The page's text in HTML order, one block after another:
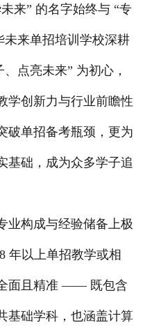
” 的名字始终与 “专
未来单招培训学校深耕
点亮未来” 为初心，
学创新力与行业前瞻性
破单招备考瓶颈，更为
基础，成为众多学子追
构成与经验储备上极
年以上单招教学或相
面且精准 —— 既包含
基础学科，也涵盖计算